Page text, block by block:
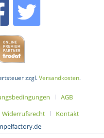
zzgl.Versandkosten.
AGB
Widerrufsrecht
Kontakt